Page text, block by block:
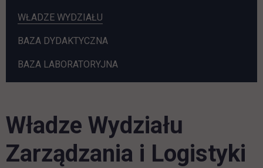
WŁADZE WYDZIAŁU
BAZA DYDAKTYCZNA
BAZA LABORATORYJNA
Władze Wydziału
Zarządzania i Logistyki